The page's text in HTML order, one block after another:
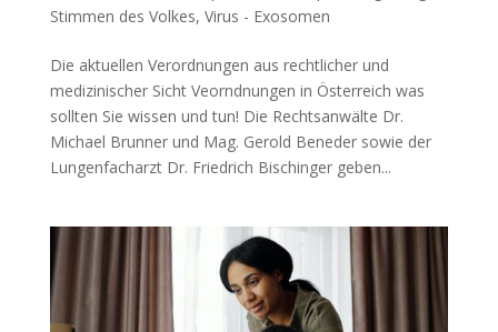
Stimmen des Volkes, Virus - Exosomen
Die aktuellen Verordnungen aus rechtlicher und
medizinischer Sicht Veornd­nun­gen in Öster­reich was
soll­ten Sie wis­sen und tun! Die Rechts­an­wäl­te Dr.
Micha­el Brun­ner und Mag. Gerold Bene­der sowie der
Lun­gen­fach­arzt Dr. Fried­rich Bischin­ger geben...